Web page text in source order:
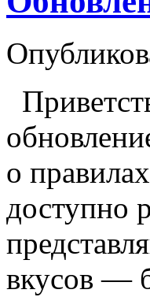
о
доступно
вкусов —